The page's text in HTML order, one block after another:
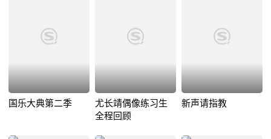
国乐大典第二季
尤长靖偶像练习生
全程回顾
新声请指教